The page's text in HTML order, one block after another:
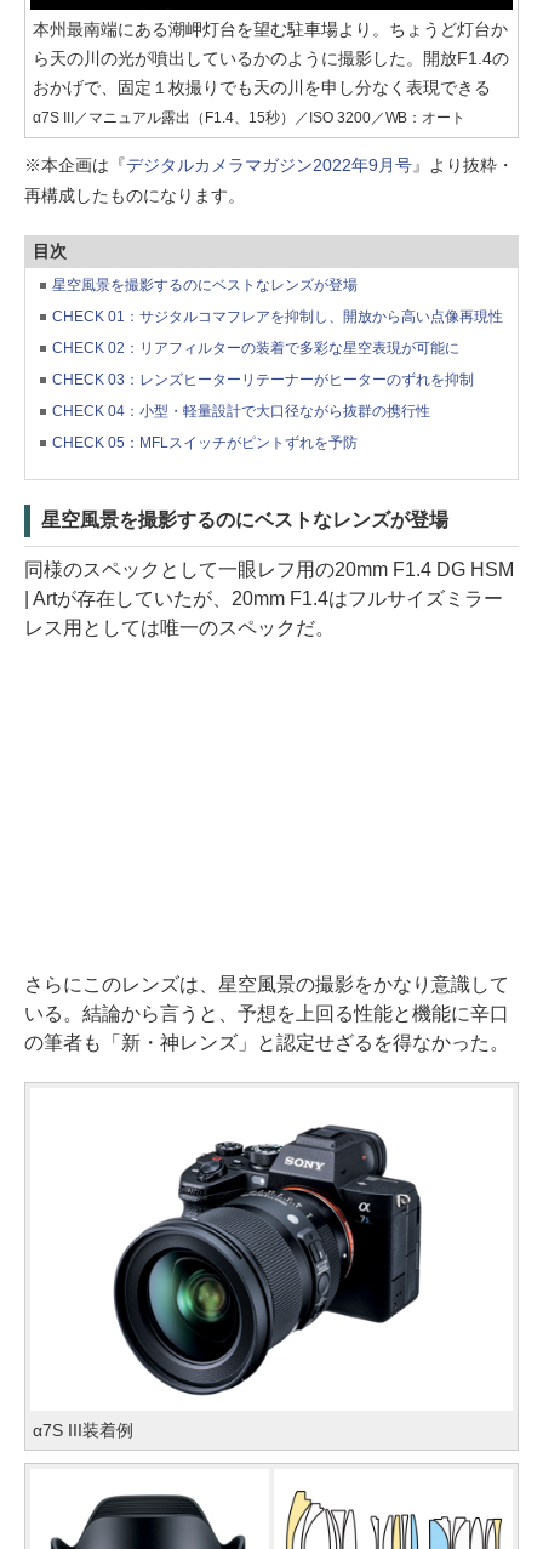
本州最南端にある潮岬灯台を望む駐車場より。ちょうど灯台か
ら天の川の光が噴出しているかのように撮影した。開放F1.4の
おかげで、固定１枚撮りでも天の川を申し分なく表現できる
α7S III／マニュアル露出（F1.4、15秒）／ISO 3200／WB：オート
※本企画は『デジタルカメラマガジン2022年9月号』より抜粋・
再構成したものになります。
目次
星空風景を撮影するのにベストなレンズが登場
CHECK 01：サジタルコマフレアを抑制し、開放から高い点像再現性
CHECK 02：リアフィルターの装着で多彩な星空表現が可能に
CHECK 03：レンズヒーターリテーナーがヒーターのずれを抑制
CHECK 04：小型・軽量設計で大口径ながら抜群の携行性
CHECK 05：MFLスイッチがピントずれを予防
星空風景を撮影するのにベストなレンズが登場
同様のスペックとして一眼レフ用の20mm F1.4 DG HSM
| Artが存在していたが、20mm F1.4はフルサイズミラー
レス用としては唯一のスペックだ。
さらにこのレンズは、星空風景の撮影をかなり意識して
いる。結論から言うと、予想を上回る性能と機能に辛口
の筆者も「新・神レンズ」と認定せざるを得なかった。
α7S III装着例